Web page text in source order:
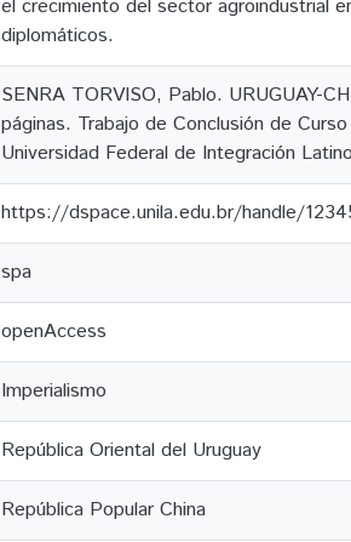
el crecimiento del sector agroindustrial
diplomáticos.
SENRA TORVISO, Pablo. URUGUAY-
páginas. Trabajo de Conclusión de
Universidad Federal de Integración
https://dspace.unila.edu.br/handle/
spa
openAccess
Imperialismo
República Oriental del Uruguay
República Popular China